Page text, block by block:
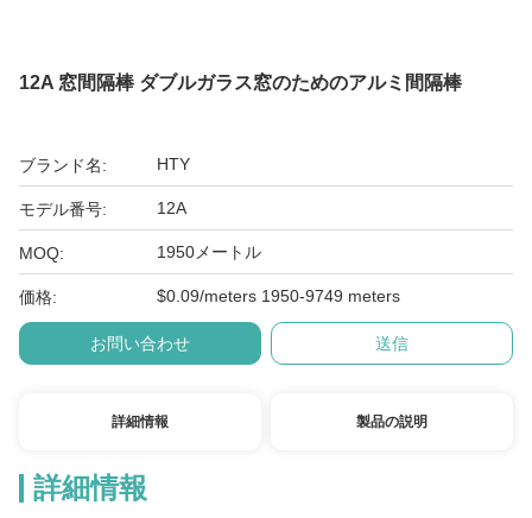
12A 窓間隔棒 ダブルガラス窓のためのアルミ間隔棒
ブランド名: HTY
モデル番号: 12A
MOQ: 1950メートル
価格: $0.09/meters 1950-9749 meters
お問い合わせ 送信
詳細情報 製品の説明
詳細情報